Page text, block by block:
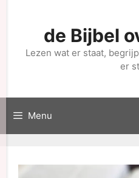
de Bijbel
Lezen wat er staat,
er
Menu